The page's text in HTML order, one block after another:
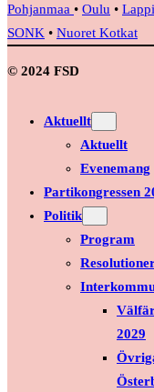
Pohjanmaa • Oulu • Lappi
SONK • Nuoret Kotkat
© 2024 FSD
Aktuellt
Aktuellt
Evenemang
Partikongressen
Politik
Program
2029